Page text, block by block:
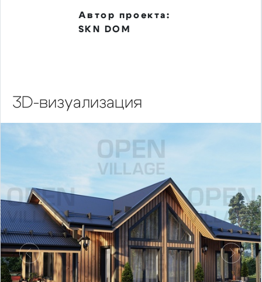
Автор проекта:
SKN DOM
3D-визуализация
Предыдущий